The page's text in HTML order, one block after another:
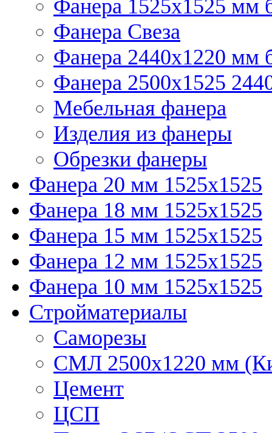
Фанера 1525x1525 мм
Фанера Свеза
Фанера 2440x1220 мм
Фанера 2500x1525
Мебельная фанера
Изделия из фанеры
Обрезки фанеры
Фанера 20 мм 1525х1525
Фанера 18 мм 1525х1525
Фанера 15 мм 1525х1525
Фанера 12 мм 1525х1525
Фанера 10 мм 1525х1525
Стройматериалы
Саморезы
СМЛ 2500х1220 мм
Цемент
ЦСП